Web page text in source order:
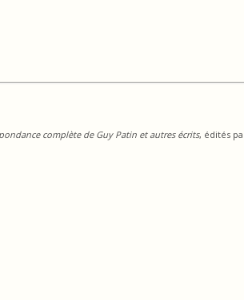
complète de Guy Patin et autres écrits, édités